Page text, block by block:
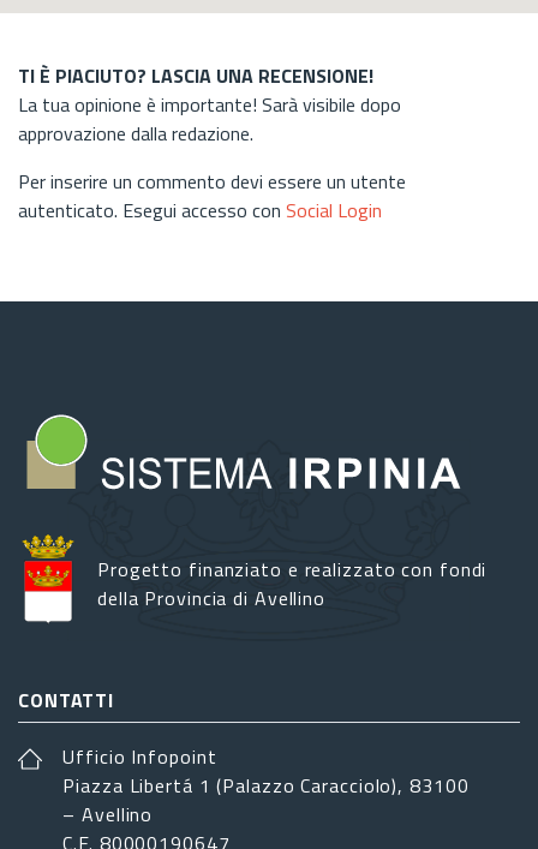
TI È PIACIUTO? LASCIA UNA RECENSIONE!
La tua opinione è importante! Sarà visibile dopo
approvazione dalla redazione.
Per inserire un commento devi essere un utente
autenticato. Esegui accesso con Social Login
Progetto finanziato e realizzato con fondi
della Provincia di Avellino
CONTATTI
Ufficio Infopoint
Piazza Libertá 1 (Palazzo Caracciolo), 83100
– Avellino
C.F. 80000190647